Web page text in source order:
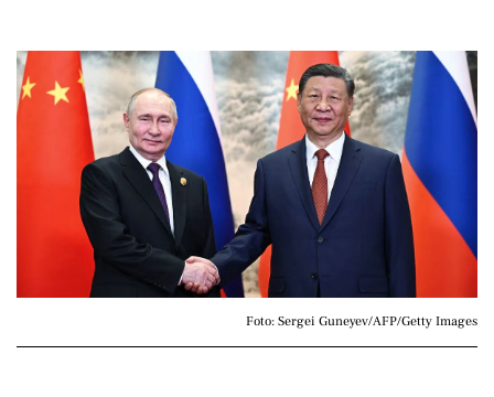
Foto: Sergei Guneyev/AFP/Getty Images